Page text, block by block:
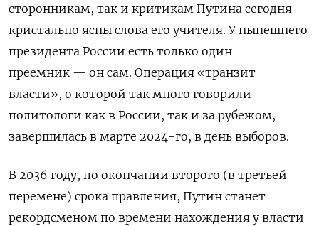
сторонникам, так и критикам Путина сегодня
кристально ясны слова его учителя. У нынешнего
президента России есть только один
преемник — он сам. Операция «транзит
власти», о которой так много говорили
политологи как в России, так и за рубежом,
завершилась в марте 2024-го, в день выборов.
В 2036 году, по окончании второго (в третьей
перемене) срока правления, Путин станет
рекордсменом по времени нахождения у власти